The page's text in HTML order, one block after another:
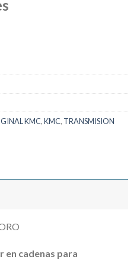
KMC,KMC, TRANSMISION
en cadenas para